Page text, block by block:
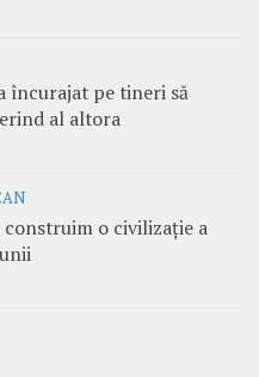
încurajat pe tineri să
al altora
construim o civilizație a